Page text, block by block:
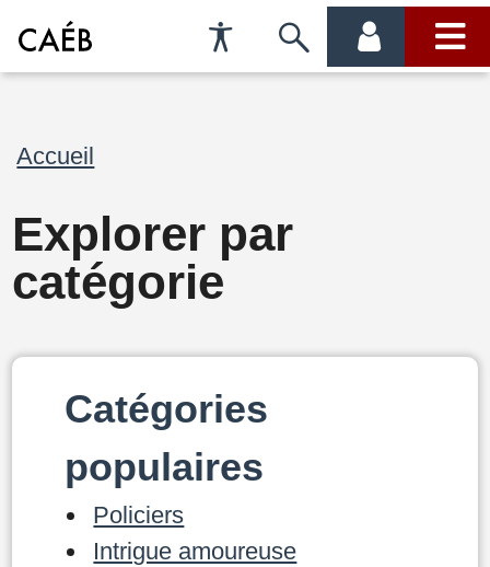
Préférences
d'accessibilité
Passer
menu
menu
Fil
Accueil
Explorer par
catégorie
Catégories
populaires
Policiers
Intrigue amoureuse